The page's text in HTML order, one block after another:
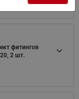
фитингов
2 шт.